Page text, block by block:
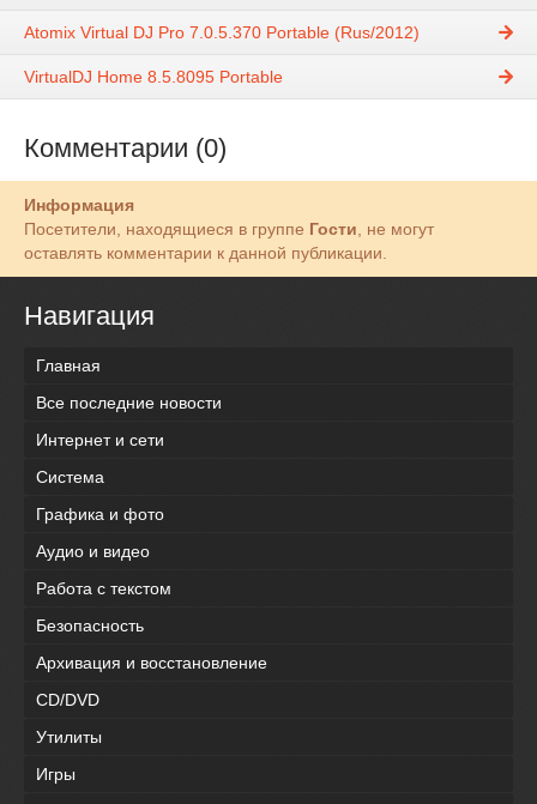
Atomix Virtual DJ Pro 7.0.5.370 Portable (Rus/2012)
VirtualDJ Home 8.5.8095 Portable
Комментарии (0)
Информация
Посетители, находящиеся в группе Гости , не могут
оставлять комментарии к данной публикации.
Навигация
Главная
Все последние новости
Интернет и сети
Система
Графика и фото
Аудио и видео
Работа с текстом
Безопасность
Архивация и восстановление
CD/DVD
Утилиты
Игры